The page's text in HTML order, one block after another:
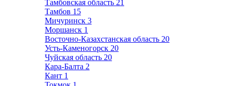
Тамбовская область 21
Тамбов 15
Мичуринск 3
Моршанск 1
Восточно-Казахстанская область 20
Усть-Каменогорск 20
Чуйская область 20
Кара-Балта 2
Кант 1